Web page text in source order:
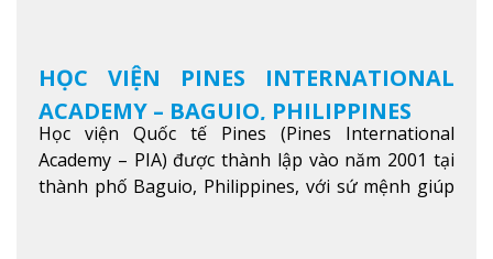
HỌC VIỆN PINES INTERNATIONAL
ACADEMY – BAGUIO, PHILIPPINES
Học viện Quốc tế Pines (Pines International
Academy – PIA) được thành lập vào năm 2001 tại
thành phố Baguio, Philippines, với sứ mệnh giúp